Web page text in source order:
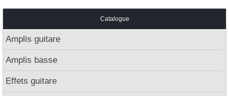
Catalogue
Amplis guitare
Amplis basse
Effets guitare